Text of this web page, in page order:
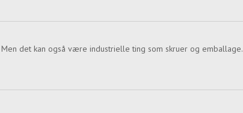
det kan også være industrielle ting som skruer og emballage.